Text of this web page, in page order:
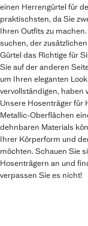
einen Herrengürtel für
praktischsten, da Sie
Ihren Outfits zu
suchen, der
Gürtel das Richtige für
Sie auf der anderen
um Ihren eleganten
vervollständigen, haben
Unsere Hosenträger für
Metallic-Oberflächen
dehnbaren Materials
Ihrer Körperform und
möchten. Schauen Sie
Hosenträgern an und
verpassen Sie es nicht!